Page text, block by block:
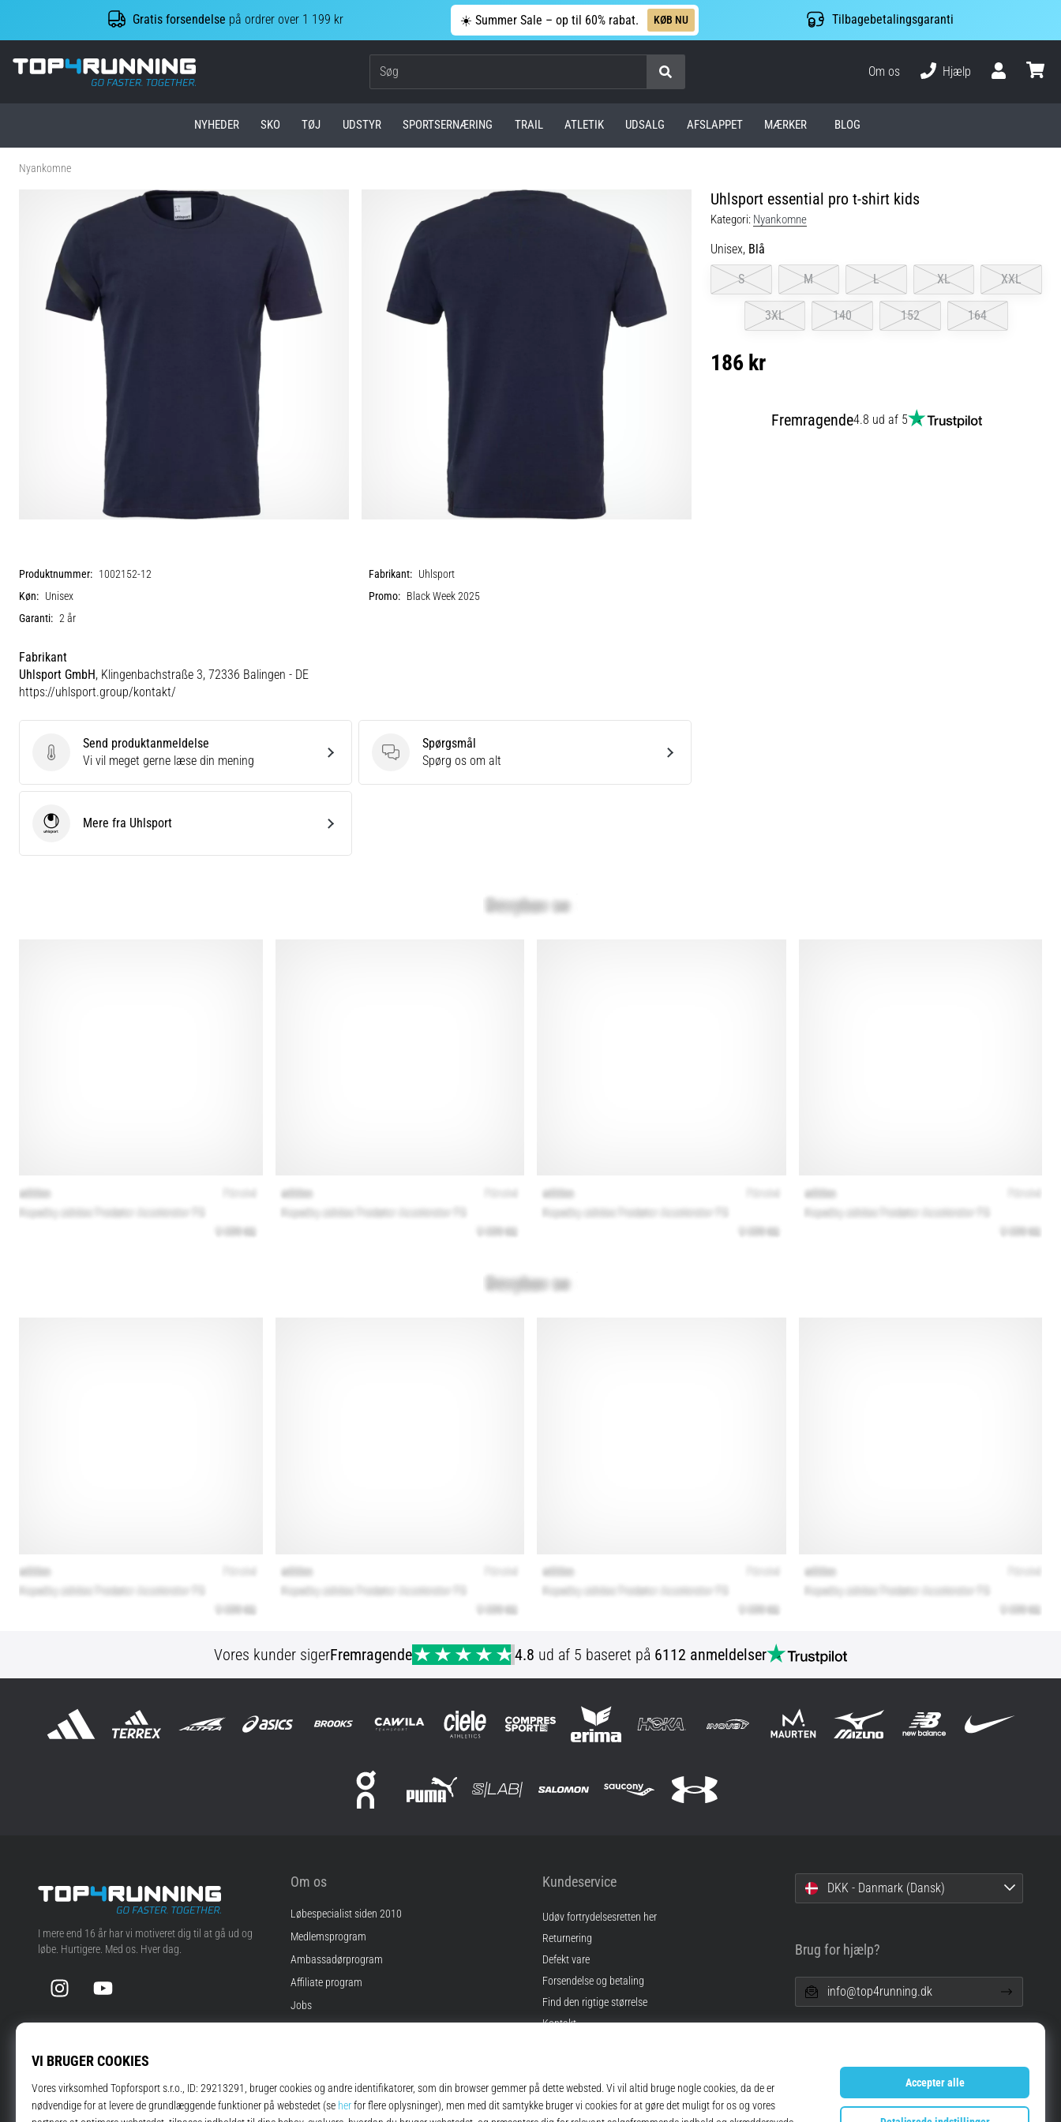
Gratis forsendelse på ordrer over 1 199 kr ☀️ Summer Sale – op til 60% rabat. KØB NU Tilbagebetalingsgaranti
Top4Running.dk
Om os
Hjælp
NYHEDER SKO TØJ UDSTYR SPORTSERNÆRING TRAIL ATLETIK UDSALG AFSLAPPET MÆRKER BLOG
Nyankomne
Uhlsport essential pro t-shirt kids
Kategori: Nyankomne
Unisex, Blå
S
M L XL XXL
3XL 140 152 164
186 kr
Fremragende4.8 ud af 5
Produktnummer: 1002152-12 Fabrikant: Uhlsport
Køn: Unisex Promo: Black Week 2025
Garanti: 2 år
Fabrikant
Uhlsport GmbH, Klingenbachstraße 3, 72336 Balingen - DE
https://uhlsport.group/kontakt/
Send produktanmeldelse
Send produktanmeldelse
Vi vil meget gerne læse din mening
Spørgsmål
Spørgsmål
Spørg os om alt
UhlsportMere fra Uhlsport
Vores kunder sigerFremragende 4.8 ud af 5 baseret på 6112 anmeldelser
Top4Running.dk
I mere end 16 år har vi motiveret dig til at gå ud og
løbe. Hurtigere. Med os. Hver dag.
InstagramYouTube
Om os
Løbespecialist siden 2010
Medlemsprogram
Ambassadørprogram
Affiliate program
Jobs
Kundeservice
Udøv fortrydelsesretten her
Returnering
Defekt vare
Forsendelse og betaling
Find den rigtige størrelse
Kontakt
DKK - Danmark (Dansk)
Brug for hjælp?
info@top4running.dk